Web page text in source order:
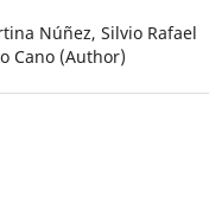
Núñez, Silvio Rafael
Cano (Author)